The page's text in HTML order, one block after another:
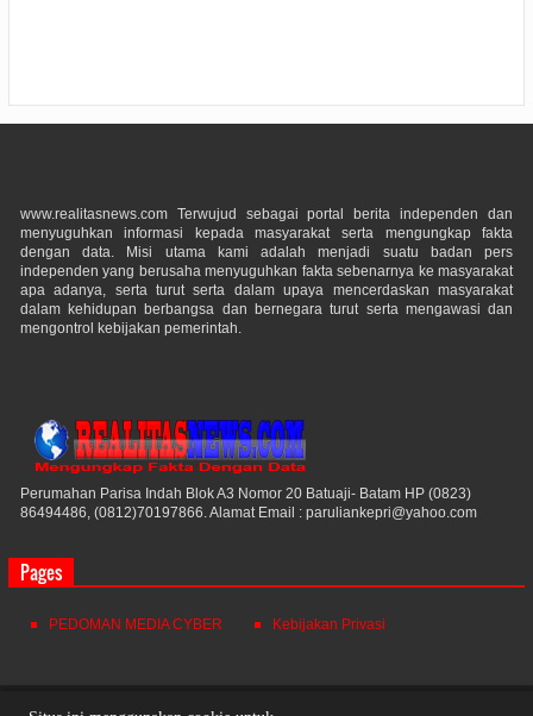
www.realitasnews.com Terwujud sebagai portal berita independen dan
menyuguhkan informasi kepada masyarakat serta mengungkap fakta
dengan data. Misi utama kami adalah menjadi suatu badan pers
independen yang berusaha menyuguhkan fakta sebenarnya ke masyarakat
apa adanya, serta turut serta dalam upaya mencerdaskan masyarakat
dalam kehidupan berbangsa dan bernegara turut serta mengawasi dan
mengontrol kebijakan pemerintah.
Perumahan Parisa Indah Blok A3 Nomor 20 Batuaji- Batam HP (0823)
86494486, (0812)70197866. Alamat Email : paruliankepri@yahoo.com
Pages
PEDOMAN MEDIA CYBER Kebijakan Privasi
Realitas News© 2021. All Rights Reserved.